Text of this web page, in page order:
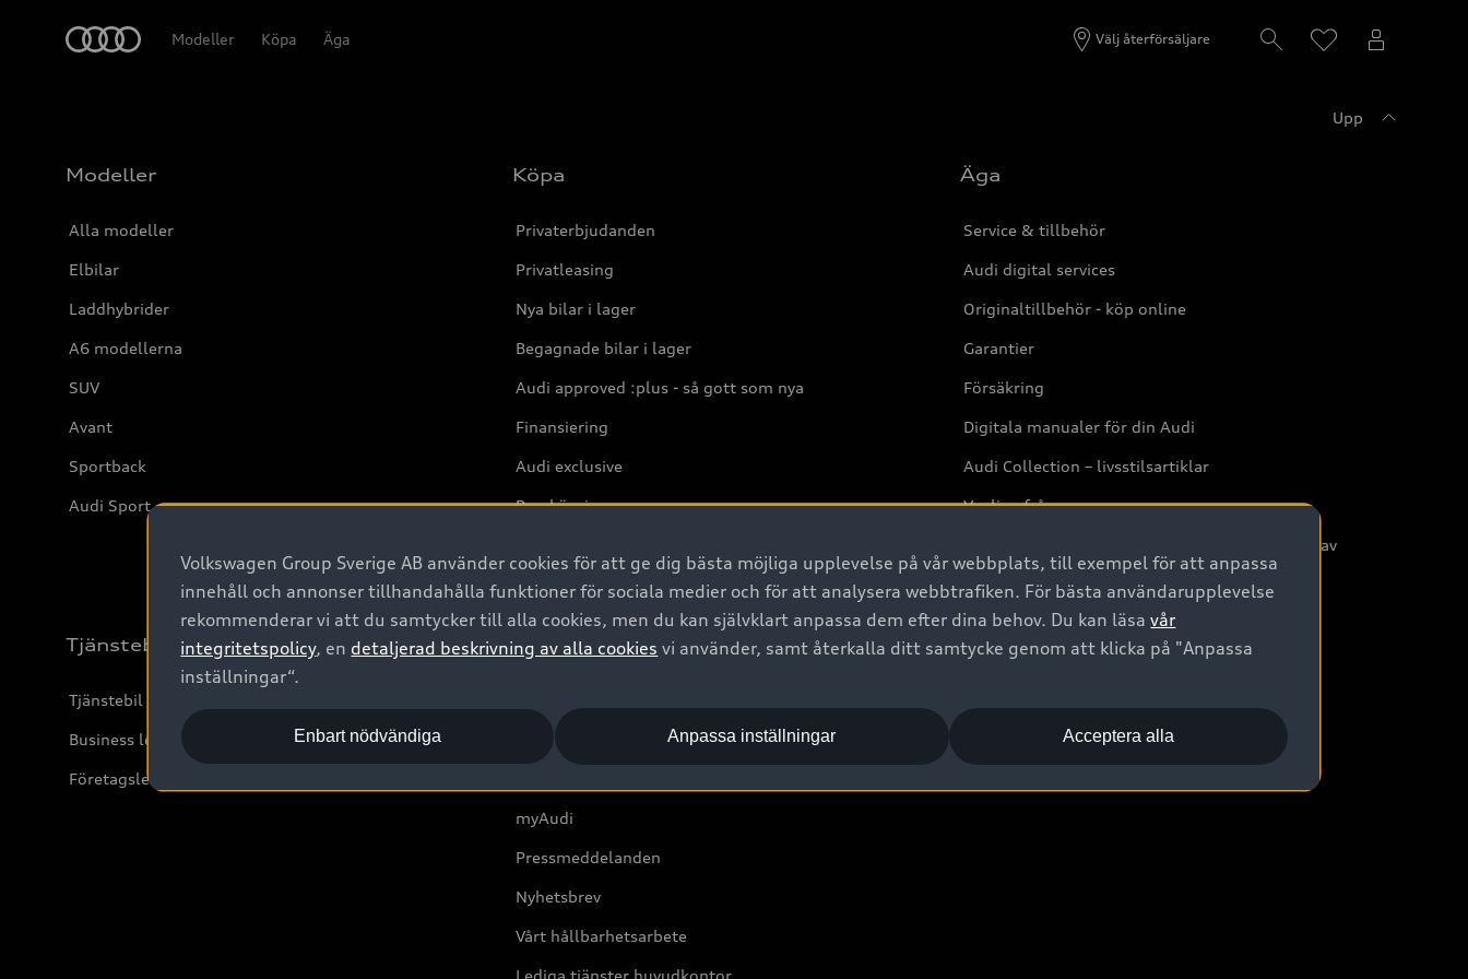
Modeller Köpa Äga Välj återförsäljare
Upp
Modeller
Alla modeller
Elbilar
Laddhybrider
A6 modellerna
SUV
Avant
Sportback
Audi Sport
Köpa
Privaterbjudanden
Privatleasing
Nya bilar i lager
Begagnade bilar i lager
Audi approved :plus - så gott som nya
Finansiering
Audi exclusive
Provkörning
Äga
Service & tillbehör
Audi digital services
Originaltillbehör - köp online
Garantier
Försäkring
Digitala manualer för din Audi
Audi Collection – livsstilsartiklar
Vanliga frågor
2G/3G nätet stängs ned - Hur påverkas min bil av
detta?
Tjänstebil
Tjänstebil
Business lease online
Företagsleasing
Om Audi Sverige
Boka Service online
myAudi
Pressmeddelanden
Nyhetsbrev
Vårt hållbarhetsarbete
Lediga tjänster huvudkontor
Volkswagen Group Sverige AB använder cookies för att ge dig bästa möjliga upplevelse på vår webbplats, till exempel för att anpassa
innehåll och annonser tillhandahålla funktioner för sociala medier och för att analysera webbtrafiken. För bästa användarupplevelse
rekommenderar vi att du samtycker till alla cookies, men du kan självklart anpassa dem efter dina behov. Du kan läsavår
integritetspolicy, en detaljerad beskrivning av alla cookies vi använder, samt återkalla ditt samtycke genom att klicka på "Anpassa
inställningar“.
Acceptera alla
Enbart nödvändiga Anpassa inställningar